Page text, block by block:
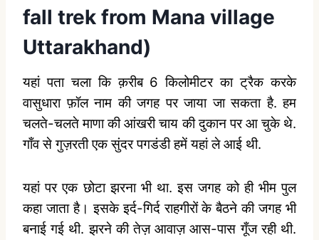
fall trek from Mana village
Uttarakhand)
यहां पता चला कि क़रीब 6 किलोमीटर का ट्रैक करके
वासुधारा फ़ॉल नाम की जगह पर जाया जा सकता है. हम
चलते-चलते माणा की आंखरी चाय की दुकान पर आ चुके थे.
गाँव से गुज़रती एक सुंदर पगडंडी हमें यहां ले आई थी.
यहां पर एक छोटा झरना भी था. इस जगह को ही भीम पुल
कहा जाता है। इसके इर्द-गिर्द राहगीरों के बैठने की जगह भी
बनाई गई थी. झरने की तेज़ आवाज़ आस-पास गूँज रही थी.